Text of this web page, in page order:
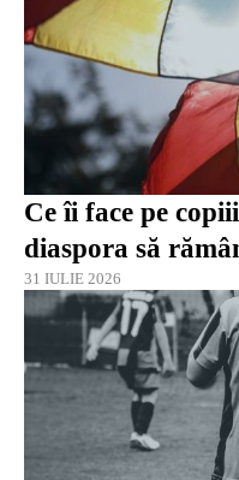
Ce îi face pe
diaspora să
31 IULIE 2026